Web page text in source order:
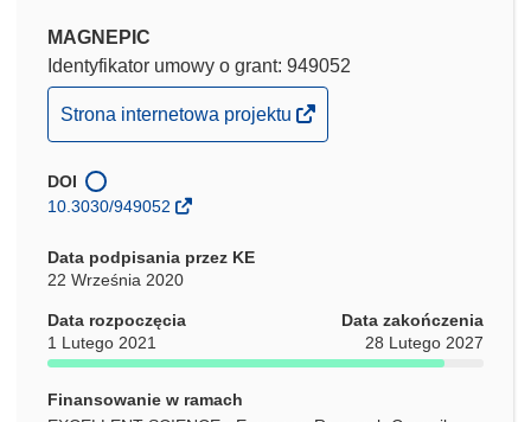
MAGNEPIC
Identyfikator umowy o grant: 949052
(odnośnik
otworzy
w
oknie)
Strona internetowa projektu
DOI
10.3030/949052
Data podpisania przez KE
22 Września 2020
Data rozpoczęcia
1 Lutego 2021
Data zakończenia
28 Lutego 2027
Finansowanie w ramach